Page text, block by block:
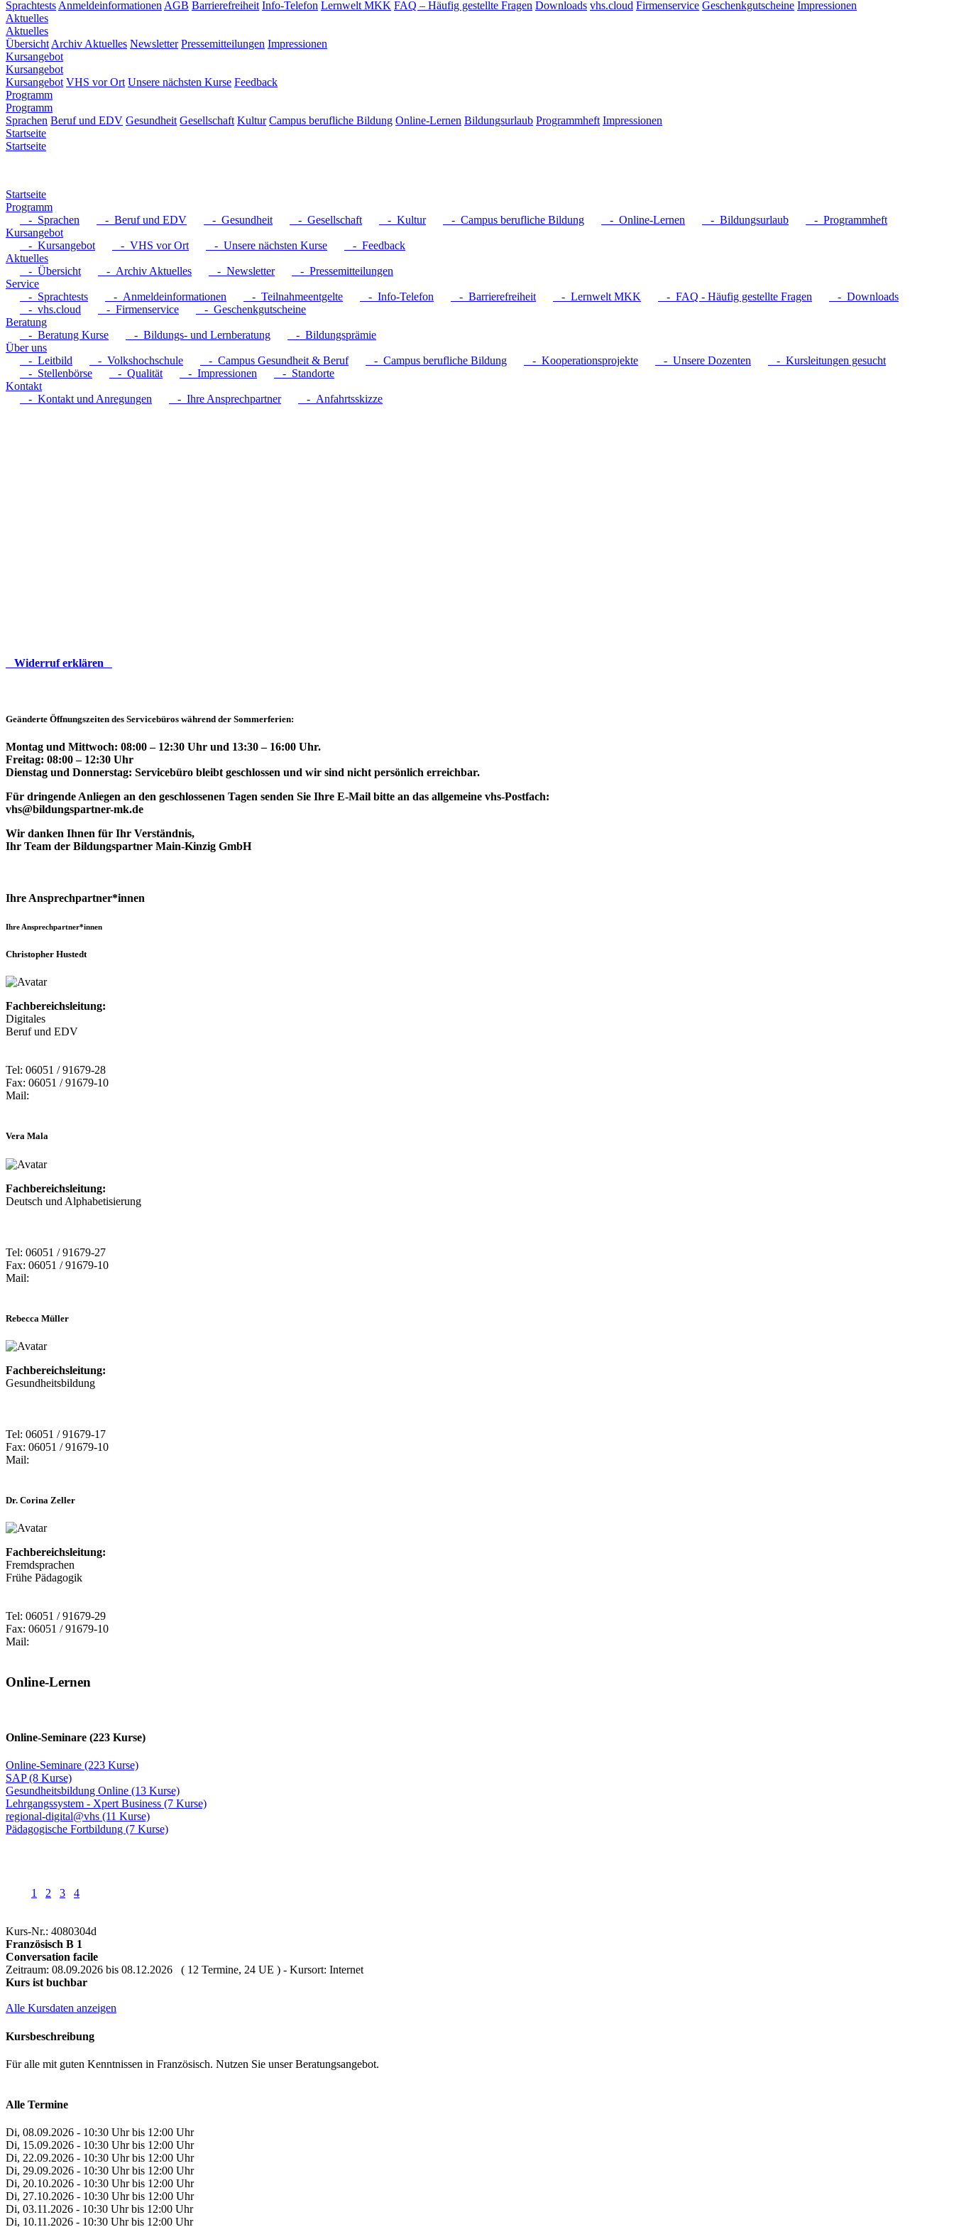
Sprachtests Anmeldeinformationen AGB Barrierefreiheit Info-Telefon Lernwelt MKK FAQ – Häufig gestellte Fragen Downloads vhs.cloud Firmenservice Geschenkgutscheine Impressionen
Aktuelles
Aktuelles
Übersicht Archiv Aktuelles Newsletter Pressemitteilungen Impressionen
Kursangebot
Kursangebot
Kursangebot VHS vor Ort Unsere nächsten Kurse Feedback
Programm
Programm
Sprachen Beruf und EDV Gesundheit Gesellschaft Kultur Campus berufliche Bildung Online-Lernen Bildungsurlaub Programmheft Impressionen
Startseite
Startseite
Startseite
Programm
- Sprachen
- Beruf und EDV - Gesundheit - Gesellschaft - Kultur - Campus berufliche Bildung - Online-Lernen - Bildungsurlaub
- Programmheft
Kursangebot
- Kursangebot
- VHS vor Ort - Unsere nächsten Kurse
- Feedback
Aktuelles
- Übersicht
- Archiv Aktuelles - Newsletter
- Pressemitteilungen
Service
- Sprachtests
- Anmeldeinformationen - Teilnahmeentgelte - Info-Telefon - Barrierefreiheit - Lernwelt MKK - FAQ - Häufig gestellte Fragen
- Downloads
- vhs.cloud
- Firmenservice
- Geschenkgutscheine
Beratung
- Beratung Kurse
- Bildungs- und Lernberatung
- Bildungsprämie
Über uns
- Leitbild
- Volkshochschule - Campus Gesundheit & Beruf - Campus berufliche Bildung - Kooperationsprojekte - Unsere Dozenten
- Kursleitungen gesucht
- Stellenbörse
- Qualität - Impressionen
- Standorte
Kontakt
- Kontakt und Anregungen
- Ihre Ansprechpartner - Anfahrtsskizze
Widerruf erklären
Geänderte Öffnungszeiten des Servicebüros während der Sommerferien:
Montag und Mittwoch: 08:00 – 12:30 Uhr und 13:30 – 16:00 Uhr.
Freitag: 08:00 – 12:30 Uhr
Dienstag und Donnerstag: Servicebüro bleibt geschlossen und wir sind nicht persönlich erreichbar.
Für dringende Anliegen an den geschlossenen Tagen senden Sie Ihre E-Mail bitte an das allgemeine vhs-Postfach:
vhs@bildungspartner-mk.de
Wir danken Ihnen für Ihr Verständnis,
Ihr Team der Bildungspartner Main-Kinzig GmbH
Ihre Ansprechpartner*innen
Ihre Ansprechpartner*innen
Christopher Hustedt
Fachbereichsleitung:
Digitales
Beruf und EDV
Tel: 06051 / 91679-28
Fax: 06051 / 91679-10
Mail:
Vera Mala
Fachbereichsleitung:
Deutsch und Alphabetisierung
Tel: 06051 / 91679-27
Fax: 06051 / 91679-10
Mail:
Rebecca Müller
Fachbereichsleitung:
Gesundheitsbildung
Tel: 06051 / 91679-17
Fax: 06051 / 91679-10
Mail:
Dr. Corina Zeller
Fachbereichsleitung:
Fremdsprachen
Frühe Pädagogik
Tel: 06051 / 91679-29
Fax: 06051 / 91679-10
Mail:
Online-Lernen
Online-Seminare (223 Kurse)
Online-Seminare (223 Kurse)
SAP (8 Kurse)
Gesundheitsbildung Online (13 Kurse)
Lehrgangssystem - Xpert Business (7 Kurse)
regional-digital@vhs (11 Kurse)
Pädagogische Fortbildung (7 Kurse)
1 2 3 4
Kurs-Nr.: 4080304d
Französisch B 1
Conversation facile
Zeitraum: 08.09.2026 bis 08.12.2026 ( 12 Termine, 24 UE ) - Kursort: Internet
Kurs ist buchbar
Alle Kursdaten anzeigen
Kursbeschreibung
Für alle mit guten Kenntnissen in Französisch. Nutzen Sie unser Beratungsangebot.
Alle Termine
Di, 08.09.2026 - 10:30 Uhr bis 12:00 Uhr
Di, 15.09.2026 - 10:30 Uhr bis 12:00 Uhr
Di, 22.09.2026 - 10:30 Uhr bis 12:00 Uhr
Di, 29.09.2026 - 10:30 Uhr bis 12:00 Uhr
Di, 20.10.2026 - 10:30 Uhr bis 12:00 Uhr
Di, 27.10.2026 - 10:30 Uhr bis 12:00 Uhr
Di, 03.11.2026 - 10:30 Uhr bis 12:00 Uhr
Di, 10.11.2026 - 10:30 Uhr bis 12:00 Uhr